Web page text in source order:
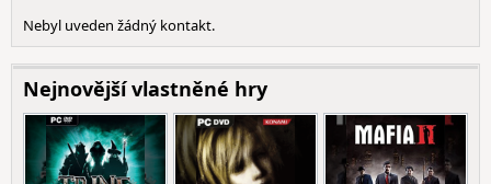
Nebyl uveden žádný kontakt.
Nejnovější vlastněné hry